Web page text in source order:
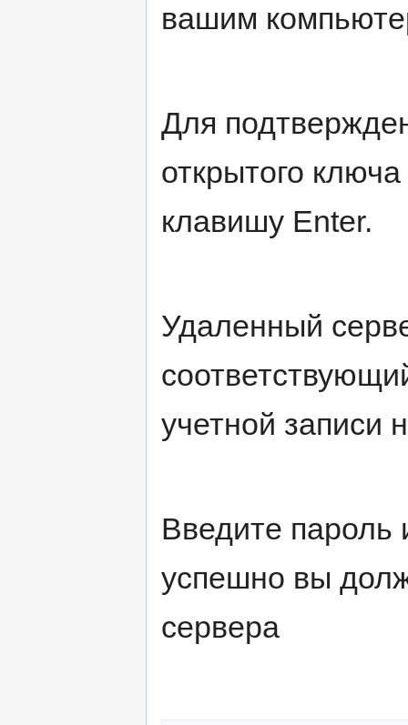
вашим
Для
открытого
клавишу Enter.
Удаленный
учетной записи
Введите пароль
успешно вы
сервера